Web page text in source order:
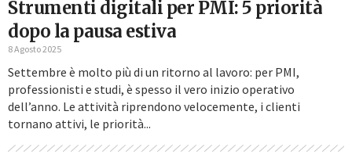
Strumenti digitali per PMI: 5 priorità
dopo la pausa estiva
8 Agosto 2025
Settembre è molto più di un ritorno al lavoro: per PMI,
professionisti e studi, è spesso il vero inizio operativo
dell’anno. Le attività riprendono velocemente, i clienti
tornano attivi, le priorità...